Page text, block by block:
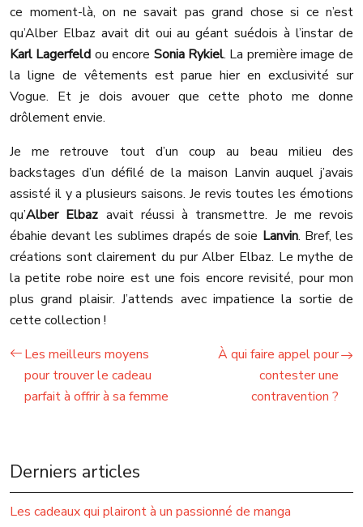
ce moment-là, on ne savait pas grand chose si ce n’est
qu’Alber Elbaz avait dit oui au géant suédois à l’instar de
Karl Lagerfeld ou encore Sonia Rykiel. La première image de
la ligne de vêtements est parue hier en exclusivité sur
Vogue. Et je dois avouer que cette photo me donne
drôlement envie.
Je me retrouve tout d’un coup au beau milieu des
backstages d’un défilé de la maison Lanvin auquel j’avais
assisté il y a plusieurs saisons. Je revis toutes les émotions
qu’Alber Elbaz avait réussi à transmettre. Je me revois
ébahie devant les sublimes drapés de soie Lanvin. Bref, les
créations sont clairement du pur Alber Elbaz. Le mythe de
la petite robe noire est une fois encore revisité, pour mon
plus grand plaisir. J’attends avec impatience la sortie de
cette collection !
Les meilleurs moyens
pour trouver le cadeau
parfait à offrir à sa femme
À qui faire appel pour
contester une
contravention ?
Derniers articles
Les cadeaux qui plairont à un passionné de manga